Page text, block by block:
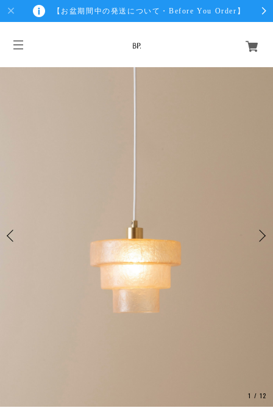
【お盆期間中の発送について・Before You Order】
1 / 12